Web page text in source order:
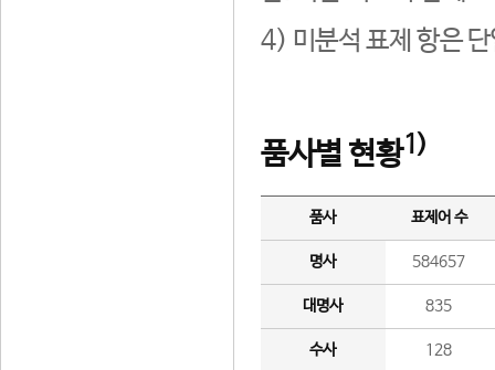
4) 미분석 표제 항은
품사별 현황1)
품사 표제어 수
명사 584657
대명사 835
수사 128